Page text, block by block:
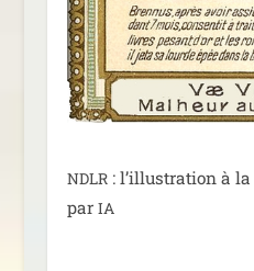
NDLR: l’illus­tra­tion à la
par IA